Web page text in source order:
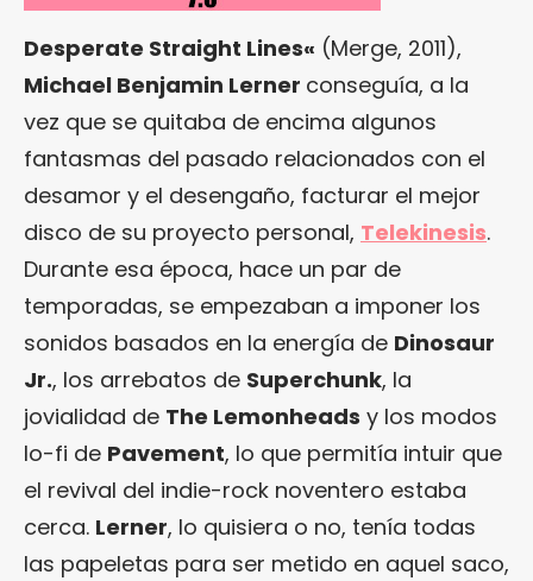
Desperate Straight Lines« (Merge, 2011),
Michael Benjamin Lerner conseguía, a la
vez que se quitaba de encima algunos
fantasmas del pasado relacionados con el
desamor y el desengaño, facturar el mejor
disco de su proyecto personal, Telekinesis.
Durante esa época, hace un par de
temporadas, se empezaban a imponer los
sonidos basados en la energía de Dinosaur
Jr., los arrebatos de Superchunk, la
jovialidad de The Lemonheads y los modos
lo-fi de Pavement, lo que permitía intuir que
el revival del indie-rock noventero estaba
cerca. Lerner, lo quisiera o no, tenía todas
las papeletas para ser metido en aquel saco,